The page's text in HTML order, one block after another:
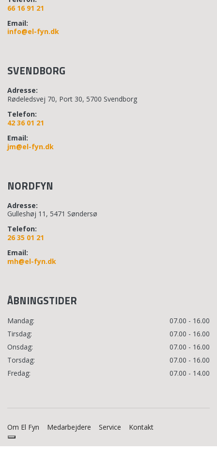
66 16 91 21
Email:
info@el-fyn.dk
SVENDBORG
Adresse:
Rødeledsvej 70, Port 30, 5700 Svendborg
Telefon:
42 36 01 21
Email:
jm@el-fyn.dk
NORDFYN
Adresse:
Gulleshøj 11, 5471 Søndersø
Telefon:
26 35 01 21
Email:
mh@el-fyn.dk
ÅBNINGSTIDER
Mandag:
07.00 - 16.00
Tirsdag:
07.00 - 16.00
Onsdag:
07.00 - 16.00
Torsdag:
07.00 - 16.00
Fredag:
07.00 - 14.00
Om El Fyn Medarbejdere Service Kontakt
Copyright © 2026 - EL Fyn , CVR 28843909|Privatlivspolitik
Cookiepolitik